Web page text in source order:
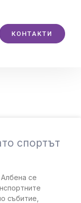
КОНТАКТИ
спортът
се
събитие,